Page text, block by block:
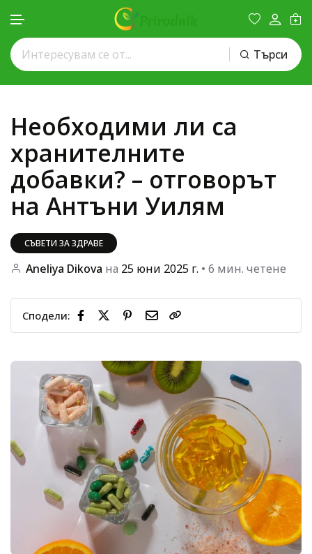
Търси
Необходими ли са
хранителните
добавки? – отговорът
на Антъни Уилям
СЪВЕТИ ЗА ЗДРАВЕ
Aneliya Dikova на 25 юни 2025 г. • 6 мин. четене
Сподели: